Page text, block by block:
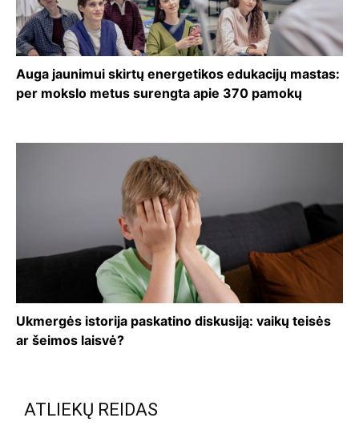
Auga jaunimui skirtų energetikos edukacijų mastas:
per mokslo metus surengta apie 370 pamokų
Ukmergės istorija paskatino diskusiją: vaikų teisės
ar šeimos laisvė?
ATLIEKŲ REIDAS